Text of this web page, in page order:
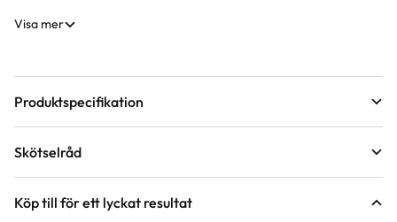
Visa mer
Produktspecifikation
Krukstorlek
Hur vi mäter leveranshöjd på växter
Skötselråd
Läge Sol till halvskugga
Köp till för ett lyckat resultat